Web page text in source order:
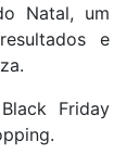
Natal, um
e
Friday